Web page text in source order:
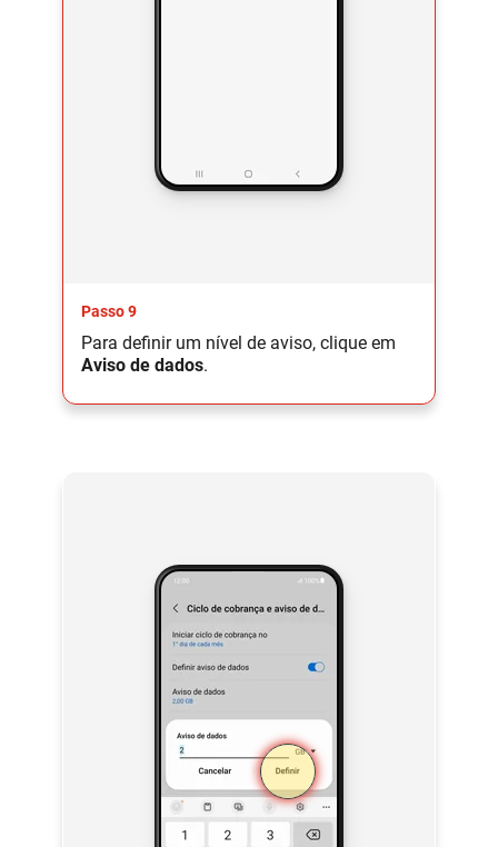
Passo 9
Para definir um nível de aviso, clique em
Aviso de dados.